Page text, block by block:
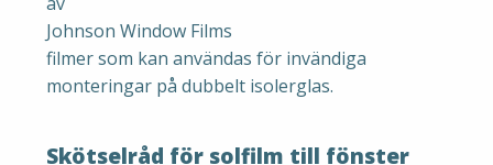
Johnson Window Films
filmer som kan användas för invändiga
monteringar på dubbelt isolerglas.
Skötselråd för solfilm till fönster